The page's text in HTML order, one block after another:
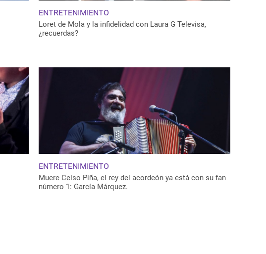
ENTRETENIMIENTO
Loret de Mola y la infidelidad con Laura G Televisa,
¿recuerdas?
ENTRETENIMIENTO
Muere Celso Piña, el rey del acordeón ya está con su fan
número 1: García Márquez.